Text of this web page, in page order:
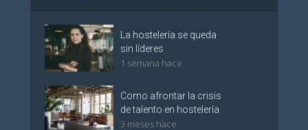
La hostelería se queda
sin líderes
1 semana hace
Como afrontar la crisis
de talento en hostelería
3 meses hace